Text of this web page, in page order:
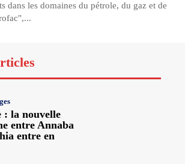
dans les domaines du pétrole, du gaz et de
: la nouvelle
entre Annaba
entre en